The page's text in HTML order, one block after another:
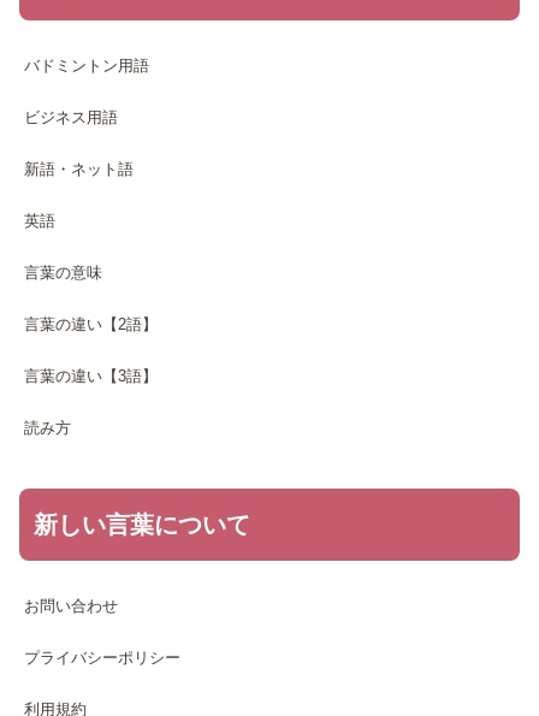
バドミントン用語
ビジネス用語
新語・ネット語
英語
言葉の意味
言葉の違い【2語】
言葉の違い【3語】
読み方
新しい言葉について
お問い合わせ
プライバシーポリシー
利用規約